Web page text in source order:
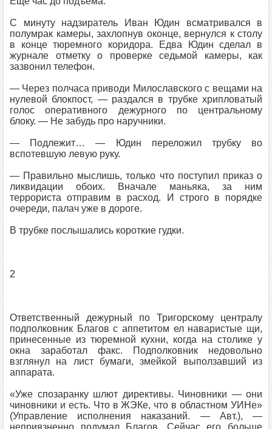
С минуту надзиратель Иван Юдин всматривался в
полумрак камеры, захлопнув оконце, вернулся к столу
в конце тюремного коридора. Едва Юдин сделал в
журнале отметку о проверке седьмой камеры, как
зазвонил телефон.
— Через полчаса приводи Милославского с вещами на
нулевой блокпост, — раздался в трубке хрипловатый
голос оперативного дежурного по центральному
блоку. — Не забудь про наручники.
— Подлежит… — Юдин переложил трубку во
вспотевшую левую руку.
— Правильно мыслишь, только что поступил приказ о
ликвидации обоих. Вначале маньяка, за ним
террориста отправим в расход. И строго в порядке
очереди, палач уже в дороге.
В трубке послышались короткие гудки.
2
Ответственный дежурный по Тригорскому централу
подполковник Благов с аппетитом ел наваристые щи,
принесенные из тюремной кухни, когда на столике у
окна заработал факс. Подполковник недовольно
взглянул на лист бумаги, змейкой выползавший из
аппарата.
«Уже спозаранку шлют директивы. Чиновники — они
чиновники и есть. Что в ЖЭКе, что в областном УИНе»
(Управление исполнения наказаний. — Авт.), —
неприязненно подумал Благов. Сейчас его больше